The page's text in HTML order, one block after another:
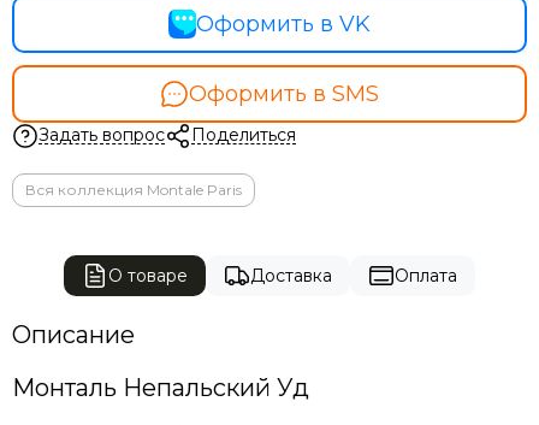
Оформить в VK
Оформить в SMS
Задать вопрос Поделиться
Вся коллекция Montale Paris
О товаре Доставка Оплата
Описание
Монталь Непальский Уд